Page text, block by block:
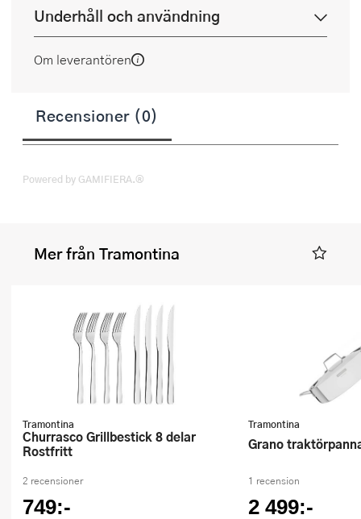
Underhåll och användning
Om leverantören
Recensioner (0)
Powered by GAMIFIERA.®
Mer från Tramontina
Tramontina
Churrasco Grillbestick 8 delar
Rostfritt
2 recensioner
749:-
Tramontina
Grano
1 recension
2 499:-